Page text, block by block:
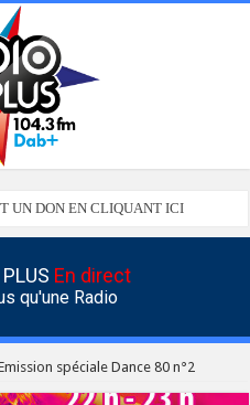
UN DON EN CLIQUANT ICI
En direct
qu'une Radio
spéciale Dance 80 n°2